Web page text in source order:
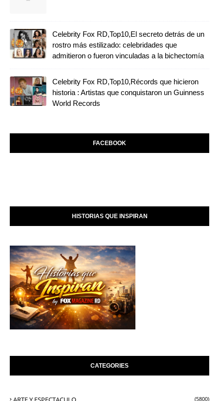
Celebrity Fox RD,Top10,El secreto detrás de un
rostro más estilizado: celebridades que
admitieron o fueron vinculadas a la bichectomía
Celebrity Fox RD,Top10,Récords que hicieron
historia : Artistas que conquistaron un Guinness
World Records
FACEBOOK
HISTORIAS QUE INSPIRAN
CATEGORIES
(5800)